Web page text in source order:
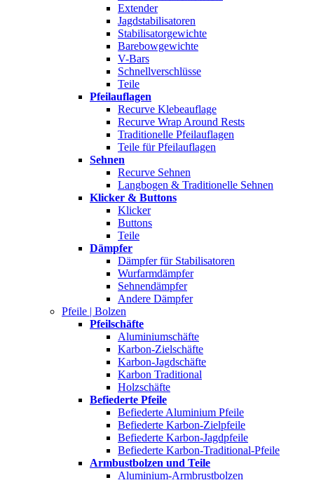
Extender
Jagdstabilisatoren
Stabilisatorgewichte
Barebowgewichte
V-Bars
Schnellverschlüsse
Teile
Pfeilauflagen
Recurve Klebeauflage
Recurve Wrap Around Rests
Traditionelle Pfeilauflagen
Teile für Pfeilauflagen
Sehnen
Recurve Sehnen
Langbogen & Traditionelle Sehnen
Klicker & Buttons
Klicker
Buttons
Teile
Dämpfer
Dämpfer für Stabilisatoren
Wurfarmdämpfer
Sehnendämpfer
Andere Dämpfer
Pfeile | Bolzen
Pfeilschäfte
Aluminiumschäfte
Karbon-Zielschäfte
Karbon-Jagdschäfte
Karbon Traditional
Holzschäfte
Befiederte Pfeile
Befiederte Aluminium Pfeile
Befiederte Karbon-Zielpfeile
Befiederte Karbon-Jagdpfeile
Befiederte Karbon-Traditional-Pfeile
Armbustbolzen und Teile
Aluminium-Armbrustbolzen